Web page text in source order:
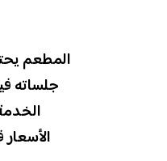
المطعم
جلساته